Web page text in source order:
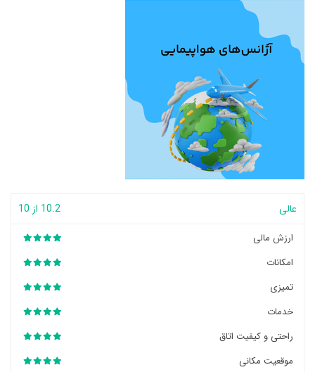
عالی 10.2 از 10
ارزش مالی
امکانات
تمیزی
خدمات
راحتی و کیفیت اتاق
موقعیت مکانی